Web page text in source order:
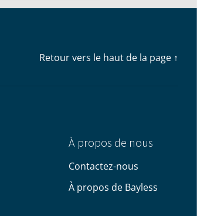
Retour vers le haut de la page ↑
À propos de nous
Contactez-nous
À propos de Bayless